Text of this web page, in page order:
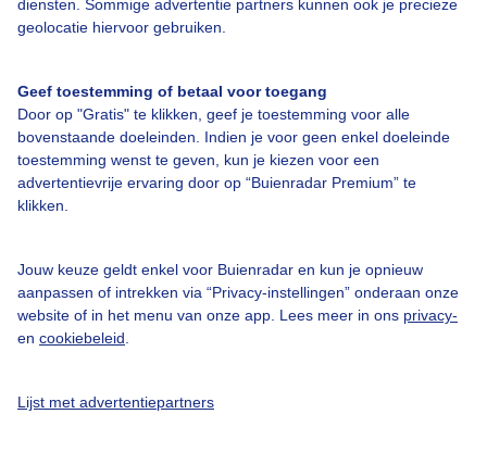
diensten. Sommige advertentie partners kunnen ook je precieze
geolocatie hiervoor gebruiken.
Geef toestemming of betaal voor toegang
Door op "Gratis" te klikken, geef je toestemming voor alle
bovenstaande doeleinden. Indien je voor geen enkel doeleinde
toestemming wenst te geven, kun je kiezen voor een
advertentievrije ervaring door op “Buienradar Premium” te
klikken.
Jouw keuze geldt enkel voor Buienradar en kun je opnieuw
aanpassen of intrekken via “Privacy-instellingen” onderaan onze
website of in het menu van onze app. Lees meer in ons privacy-
en cookiebeleid
Lijst met advertentiepartners
Over Buienradar
Bedrijfsgegevens
Veelgestelde vragen
Toegankelijkheid
Gebruikersvoorwaarden
Adverteren
Privacy beleid